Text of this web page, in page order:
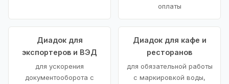
оплаты
Диадок для
экспортеров и ВЭД
для ускорения
документооборота с
Диадок для кафе и
ресторанов
для обязательной работы
с маркировкой воды,